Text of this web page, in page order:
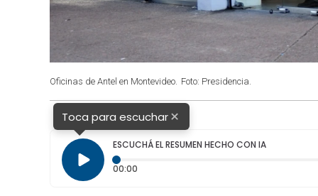
Oficinas de Antel en Montevideo. Foto: Presidencia.
Toca para escuchar×
ESCUCHÁ EL RESUMEN HECHO CON IA
00:00